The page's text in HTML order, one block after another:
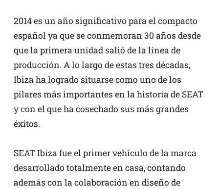
2014 es un año significativo para el compacto
español ya que se conmemoran 30 años desde
que la primera unidad salió de la línea de
producción. A lo largo de estas tres décadas,
Ibiza ha logrado situarse como uno de los
pilares más importantes en la historia de SEAT
y con el que ha cosechado sus más grandes
éxitos.
SEAT Ibiza fue el primer vehículo de la marca
desarrollado totalmente en casa, contando
además con la colaboración en diseño de